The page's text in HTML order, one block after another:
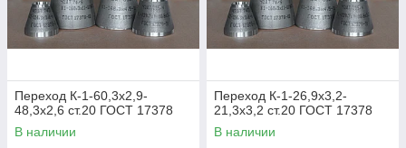
Переход К-1-60,3х2,9-
48,3х2,6 ст.20 ГОСТ 17378
В наличии
Переход К-1-26,9х3,2-
21,3х3,2 ст.20 ГОСТ 17378
В наличии